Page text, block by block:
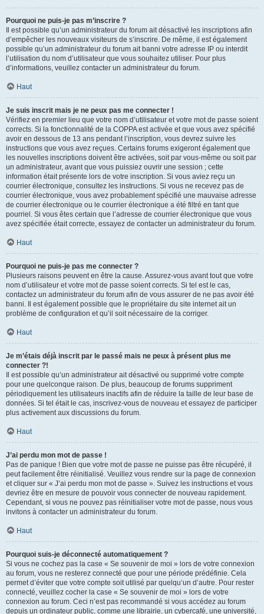
Pourquoi ne puis-je pas m’inscrire ?
Il est possible qu’un administrateur du forum ait désactivé les inscriptions afin
d’empêcher les nouveaux visiteurs de s’inscrire. De même, il est également
possible qu’un administrateur du forum ait banni votre adresse IP ou interdit
l’utilisation du nom d’utilisateur que vous souhaitez utiliser. Pour plus
d’informations, veuillez contacter un administrateur du forum.
Haut
Je suis inscrit mais je ne peux pas me connecter !
Vérifiez en premier lieu que votre nom d’utilisateur et votre mot de passe soient
corrects. Si la fonctionnalité de la COPPA est activée et que vous avez spécifié
avoir en dessous de 13 ans pendant l’inscription, vous devrez suivre les
instructions que vous avez reçues. Certains forums exigeront également que
les nouvelles inscriptions doivent être activées, soit par vous-même ou soit par
un administrateur, avant que vous puissiez ouvrir une session ; cette
information était présente lors de votre inscription. Si vous aviez reçu un
courrier électronique, consultez les instructions. Si vous ne recevez pas de
courrier électronique, vous avez probablement spécifié une mauvaise adresse
de courrier électronique ou le courrier électronique a été filtré en tant que
pourriel. Si vous êtes certain que l’adresse de courrier électronique que vous
avez spécifiée était correcte, essayez de contacter un administrateur du forum.
Haut
Pourquoi ne puis-je pas me connecter ?
Plusieurs raisons peuvent en être la cause. Assurez-vous avant tout que votre
nom d’utilisateur et votre mot de passe soient corrects. Si tel est le cas,
contactez un administrateur du forum afin de vous assurer de ne pas avoir été
banni. Il est également possible que le propriétaire du site internet ait un
problème de configuration et qu’il soit nécessaire de la corriger.
Haut
Je m’étais déjà inscrit par le passé mais ne peux à présent plus me
connecter ?!
Il est possible qu’un administrateur ait désactivé ou supprimé votre compte
pour une quelconque raison. De plus, beaucoup de forums suppriment
périodiquement les utilisateurs inactifs afin de réduire la taille de leur base de
données. Si tel était le cas, inscrivez-vous de nouveau et essayez de participer
plus activement aux discussions du forum.
Haut
J’ai perdu mon mot de passe !
Pas de panique ! Bien que votre mot de passe ne puisse pas être récupéré, il
peut facilement être réinitialisé. Veuillez vous rendre sur la page de connexion
et cliquer sur « J’ai perdu mon mot de passe ». Suivez les instructions et vous
devriez être en mesure de pouvoir vous connecter de nouveau rapidement.
Cependant, si vous ne pouvez pas réinitialiser votre mot de passe, nous vous
invitons à contacter un administrateur du forum.
Haut
Pourquoi suis-je déconnecté automatiquement ?
Si vous ne cochez pas la case « Se souvenir de moi » lors de votre connexion
au forum, vous ne resterez connecté que pour une période prédéfinie. Cela
permet d’éviter que votre compte soit utilisé par quelqu’un d’autre. Pour rester
connecté, veuillez cocher la case « Se souvenir de moi » lors de votre
connexion au forum. Ceci n’est pas recommandé si vous accédez au forum
depuis un ordinateur public, comme une librairie, un cybercafé, une université,